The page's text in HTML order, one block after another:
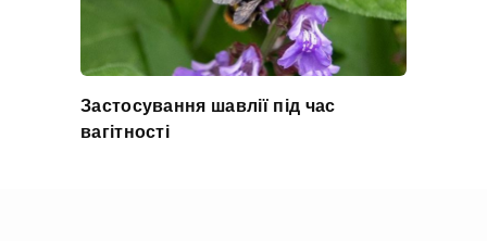
Застосування шавлії під час
вагітності